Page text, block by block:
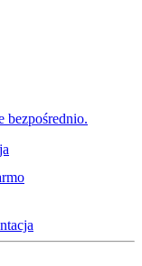
bezpośrednio.